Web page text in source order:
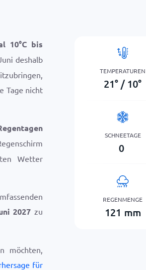
10°C bis
deshalb
Tage nicht
Wetter
2027 zu
möchten,
für
TEMPERATUREN
21° / 10°
SCHNEETAGE
0
REGENMENGE
121 mm